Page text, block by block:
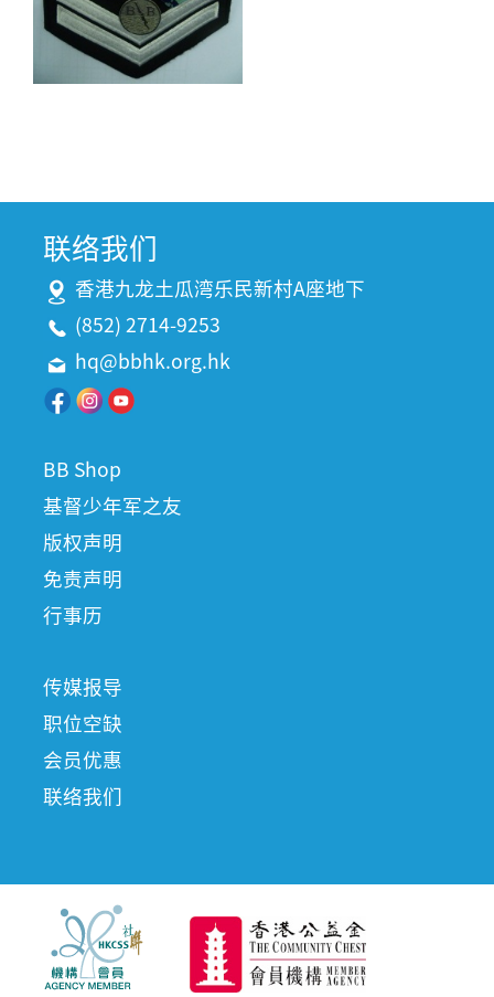
联络我们
香港九龙土瓜湾乐民新村A座地下
(852) 2714-9253
hq@bbhk.org.hk
BB Shop
基督少年军之友
版权声明
免责声明
行事历
传媒报导
职位空缺
会员优惠
联络我们